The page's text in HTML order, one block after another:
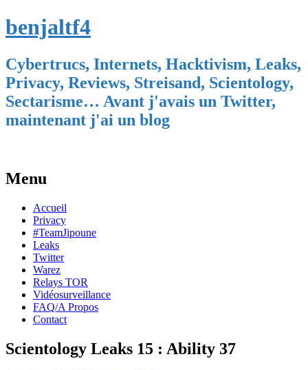
benjaltf4
Cybertrucs, Internets, Hacktivism, Leaks,
Privacy, Reviews, Streisand, Scientology,
Sectarisme… Avant j'avais un Twitter,
maintenant j'ai un blog
Menu
Skip
content
Accueil
Privacy
#TeamJipoune
Leaks
Twitter
Warez
Relays TOR
Vidéosurveillance
FAQ/A Propos
Contact
Scientology Leaks 15 : Ability 37